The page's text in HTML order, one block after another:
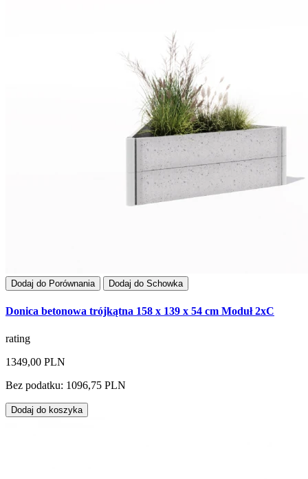
Dodaj do Porównania Dodaj do Schowka
Donica betonowa trójkątna 158 x 139 x 54 cm Moduł 2xC
rating
1349,00 PLN
Bez podatku: 1096,75 PLN
Dodaj do koszyka